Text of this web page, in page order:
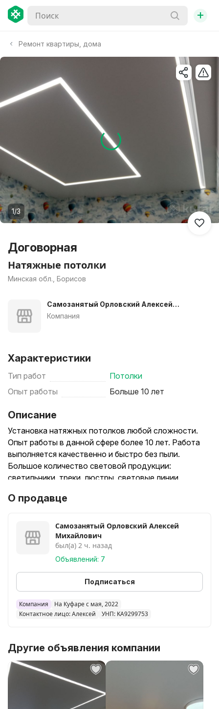
+
Ремонт квартиры, дома
1/3
Договорная
Натяжные потолки
Минская обл., Борисов
Самозанятый Орловский Алексей
Михайлович
Компания
Характеристики
Тип работ
Потолки
Опыт работы
Больше 10 лет
Описание
Установка натяжных потолков любой сложности.
Опыт работы в данной сфере более 10 лет. Работа
выполняется качественно и быстро без пыли.
Большое количество световой продукции:
светильники, треки, люстры, световые линии.
профилактическому ремонту потолков.
О продавце
Самозанятый Орловский Алексей
Михайлович
был(а) 2 ч. назад
Объявлений: 7
Подписаться
Компания
На Куфаре с мая, 2022
Контактное лицо: Алексей
УНП: KA9299753
Другие объявления компании